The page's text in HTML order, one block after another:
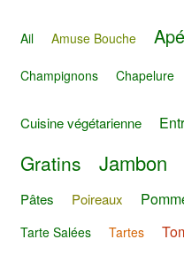
Ail Amuse Bouche
Champignons Chapelure
Cuisine végétarienne
Gratins Jambon
Pâtes Poireaux
Tarte Salées
Tartes